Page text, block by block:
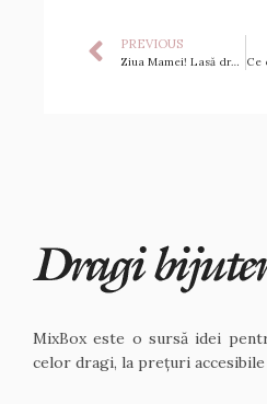
PREVIOUS
Ziua Mamei! Lasă dragostea adâncă în inima mea să se parfumeze pentru totdeauna
MixBox este o sursă idei
celor dragi, la prețuri